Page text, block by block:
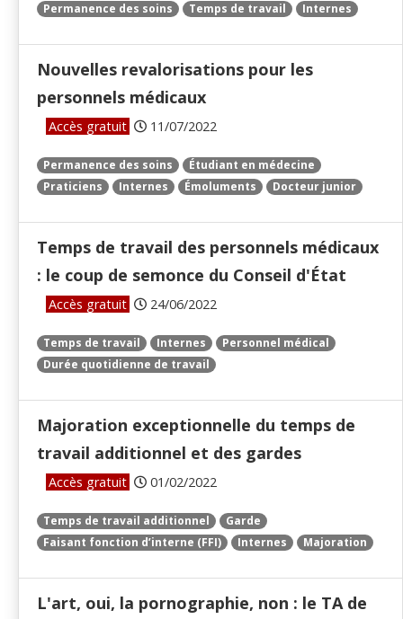
Permanence des soins Temps de travail Internes
Nouvelles revalorisations pour les
personnels médicaux
Accès gratuit 11/07/2022
Permanence des soins
Étudiant en médecine
Praticiens
Internes Émoluments Docteur junior
Temps de travail des personnels médicaux
: le coup de semonce du Conseil d'État
Accès gratuit 24/06/2022
Temps de travail Internes
Personnel médical
Durée quotidienne de travail
Majoration exceptionnelle du temps de
travail additionnel et des gardes
Accès gratuit 01/02/2022
Temps de travail additionnel
Garde
Faisant fonction d’interne (FFI)
Internes Majoration
L'art, oui, la pornographie, non : le TA de